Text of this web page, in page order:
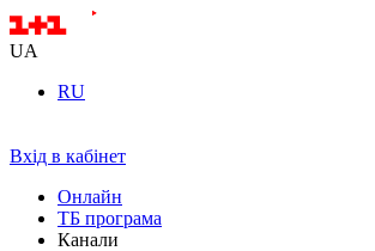
UA
RU
Вхід в кабінет
Онлайн
ТБ програма
Канали